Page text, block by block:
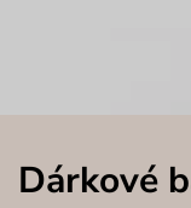
Dárkové